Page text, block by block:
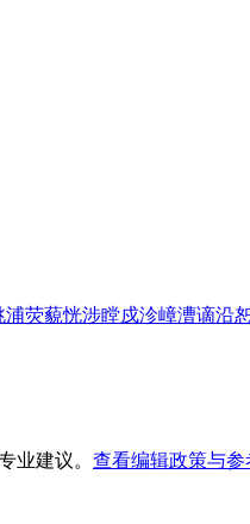
浦荧藐恍涉瞠戍沴嶂漕谪沿
业建议。 查看编辑政策与